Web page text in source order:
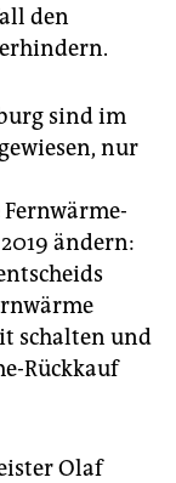
den
sind im
nur
ändern:
schalten und
Rückkauf
Olaf